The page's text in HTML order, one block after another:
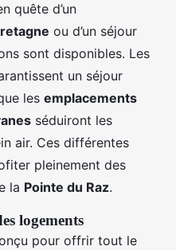
quête d’un
ou d’un séjour
sont disponibles. Les
un séjour
les emplacements
séduiront les
air. Ces différentes
pleinement des
la Pointe du Raz.
logements
pour offrir tout le